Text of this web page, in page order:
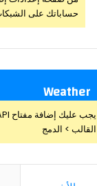
حساباتك على
Weather
القالب > الدمج